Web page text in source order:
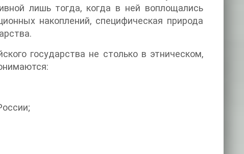
лишь тогда, когда в ней воплощались
накоплений, специфическая природа
государства не столько в этническом,